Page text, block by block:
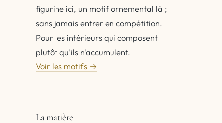
figurine ici, un motif ornemental là ;
sans jamais entrer en compétition.
Pour les intérieurs qui composent
plutôt qu’ils n’accumulent.
Voir les motifs →
La matière